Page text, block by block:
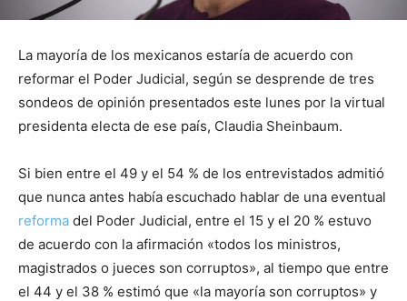
La mayoría de los mexicanos estaría de acuerdo con
reformar el Poder Judicial, según se desprende de tres
sondeos de opinión presentados este lunes por la virtual
presidenta electa de ese país, Claudia Sheinbaum.
Si bien entre el 49 y el 54 % de los entrevistados admitió
que nunca antes había escuchado hablar de una eventual
reforma del Poder Judicial, entre el 15 y el 20 % estuvo
de acuerdo con la afirmación «todos los ministros,
magistrados o jueces son corruptos», al tiempo que entre
el 44 y el 38 % estimó que «la mayoría son corruptos» y